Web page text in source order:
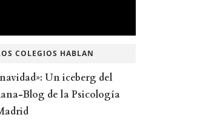
COLEGIOS HABLAN
Un iceberg del
Blog de la Psicología